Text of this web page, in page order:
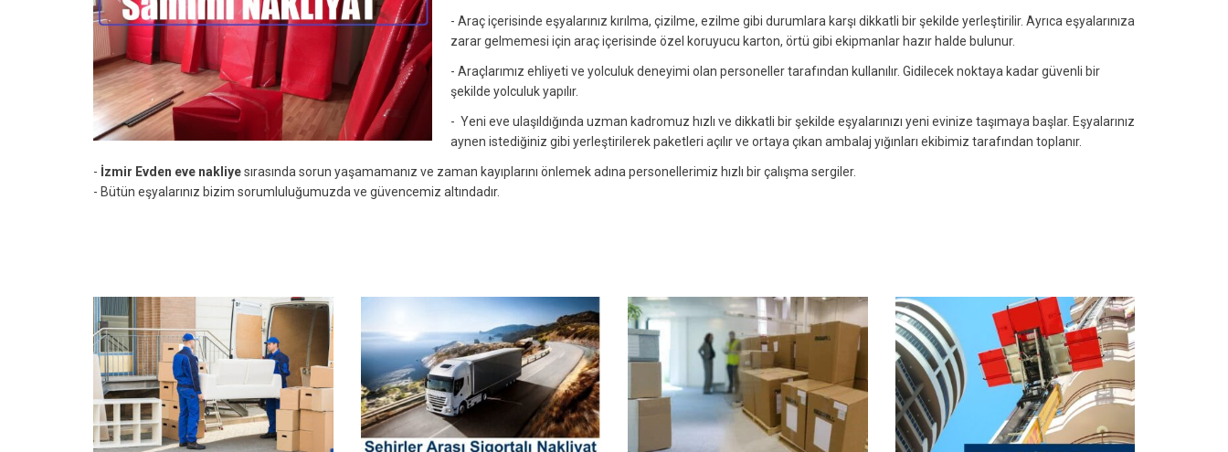
- Araç içerisinde eşyalarınız kırılma, çizilme, ezilme gibi durumlara karşı dikkatli bir şekilde yerleştirilir. Ayrıca eşyalarınıza
zarar gelmemesi için araç içerisinde özel koruyucu karton, örtü gibi ekipmanlar hazır halde bulunur.
- Araçlarımız ehliyeti ve yolculuk deneyimi olan personeller tarafından kullanılır. Gidilecek noktaya kadar güvenli bir
şekilde yolculuk yapılır.
- Yeni eve ulaşıldığında uzman kadromuz hızlı ve dikkatli bir şekilde eşyalarınızı yeni evinize taşımaya başlar. Eşyalarınız
aynen istediğiniz gibi yerleştirilerek paketleri açılır ve ortaya çıkan ambalaj yığınları ekibimiz tarafından toplanır.
- İzmir Evden eve nakliyesırasında sorun yaşamamanız ve zaman kayıplarını önlemek adına personellerimiz hızlı bir çalışma sergiler.
- Bütün eşyalarınız bizim sorumluluğumuzda ve güvencemiz altındadır.